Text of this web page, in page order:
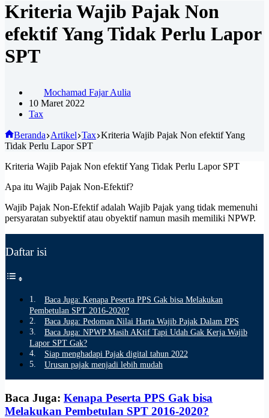
Kriteria Wajib Pajak Non
efektif Yang Tidak Perlu Lapor
SPT
Mochamad Fajar Aulia
10 Maret 2022
Tax
Beranda Artikel Tax Kriteria Wajib Pajak Non efektif Yang
Tidak Perlu Lapor SPT
Kriteria Wajib Pajak Non efektif Yang Tidak Perlu Lapor SPT
Apa itu Wajib Pajak Non-Efektif?
Wajib Pajak Non-Efektif adalah Wajib Pajak yang tidak memenuhi
persyaratan subyektif atau obyektif namun masih memiliki NPWP.
Daftar isi
Baca Juga: Kenapa Peserta PPS Gak bisa Melakukan
Pembetulan SPT 2016-2020?
Baca Juga: Pedoman Nilai Harta Wajib Pajak Dalam PPS
Baca Juga: NPWP Masih AKtif Tapi Udah Gak Kerja Wajib
Lapor SPT Gak?
Siap menghadapi Pajak digital tahun 2022
Urusan pajak menjadi lebih mudah
Baca Juga: Kenapa Peserta PPS Gak bisa
Melakukan Pembetulan SPT 2016-2020?